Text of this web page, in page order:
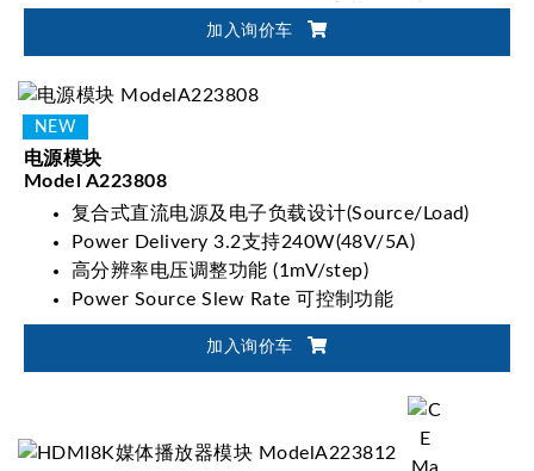
HDR10/HLG/HDR10+图像动态范围测试
加入询价车
电源模块
Model A223808
复合式直流电源及电子负载设计(Source/Load)
Power Delivery 3.2支持240W(48V/5A)
高分辨率电压调整功能 (1mV/step)
Power Source Slew Rate 可控制功能
加入询价车